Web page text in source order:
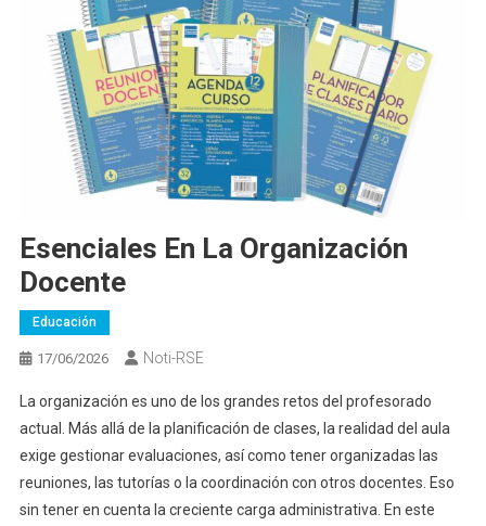
Esenciales En La Organización
Docente
Educación
17/06/2026 Noti-RSE
La organización es uno de los grandes retos del profesorado
actual. Más allá de la planificación de clases, la realidad del aula
exige gestionar evaluaciones, así como tener organizadas las
reuniones, las tutorías o la coordinación con otros docentes. Eso
sin tener en cuenta la creciente carga administrativa. En este